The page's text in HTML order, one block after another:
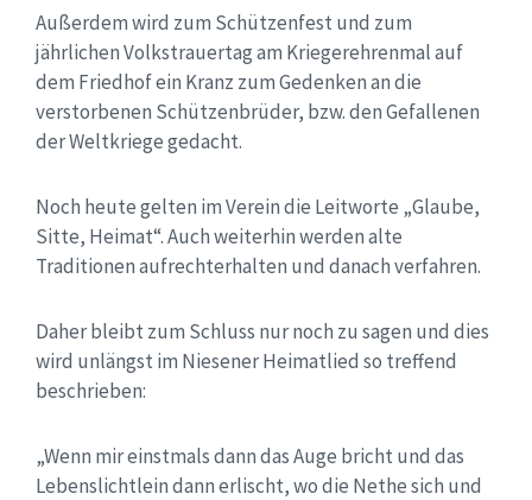
Außerdem wird zum Schützenfest und zum
jährlichen Volkstrauertag am Kriegerehrenmal auf
dem Friedhof ein Kranz zum Gedenken an die
verstorbenen Schützenbrüder, bzw. den Gefallenen
der Weltkriege gedacht.
Noch heute gelten im Verein die Leitworte „Glaube,
Sitte, Heimat“. Auch weiterhin werden alte
Traditionen aufrechterhalten und danach verfahren.
Daher bleibt zum Schluss nur noch zu sagen und dies
wird unlängst im Niesener Heimatlied so treffend
beschrieben:
„Wenn mir einstmals dann das Auge bricht und das
Lebenslichtlein dann erlischt, wo die Nethe sich und